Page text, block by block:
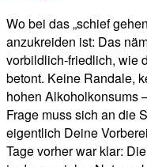
Wo bei das „schief
anzukreiden ist: Das
vorbildlich-friedlich, wie
betont. Keine Randale,
hohen Alkoholkonsums
Frage muss sich an die
eigentlich Deine
Tage vorher war klar: